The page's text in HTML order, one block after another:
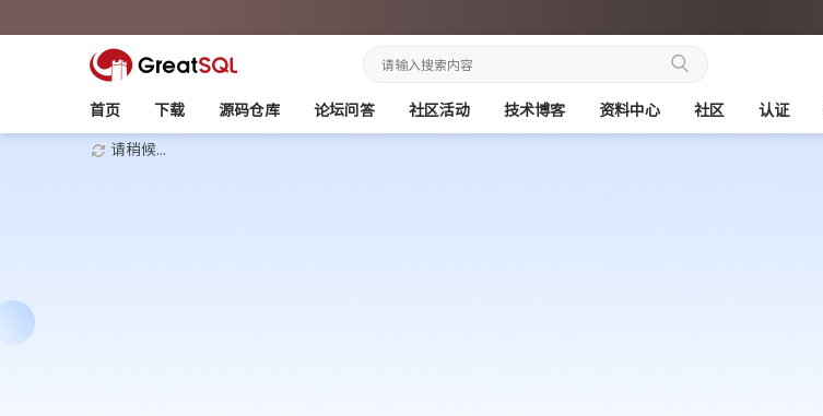
首页 下载 源码仓库 论坛问答 社区活动 技术博客 资料中心 社区 认证
请稍候...